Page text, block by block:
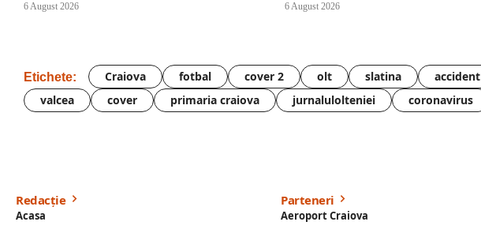
6 August 2026 6 August 2026
Etichete: Craiova fotbal cover 2 olt slatina accident
valcea
cover primaria craiova jurnalulolteniei coronavirus
Redacție
Acasa
Parteneri
Aeroport Craiova